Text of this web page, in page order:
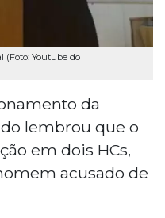
Youtube do
da
lembrou que o
em dois HCs,
acusado de